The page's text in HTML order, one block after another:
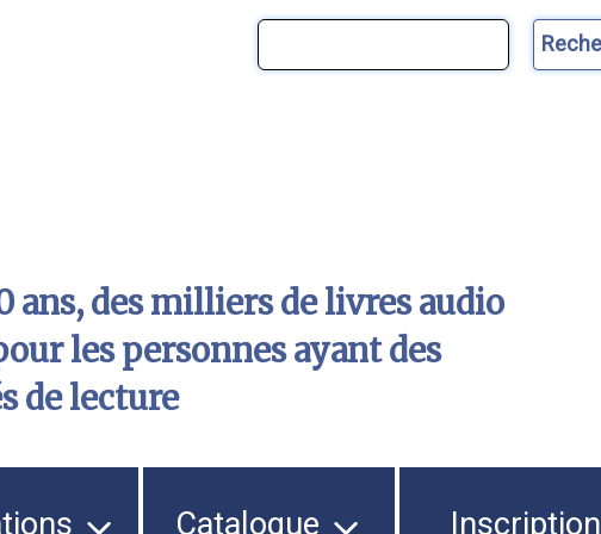
ans, des milliers de livres audio
les personnes ayant des
de lecture
Catalogue Inscription